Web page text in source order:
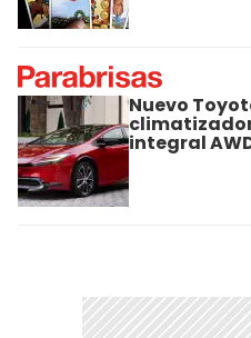
Nuevo
integral